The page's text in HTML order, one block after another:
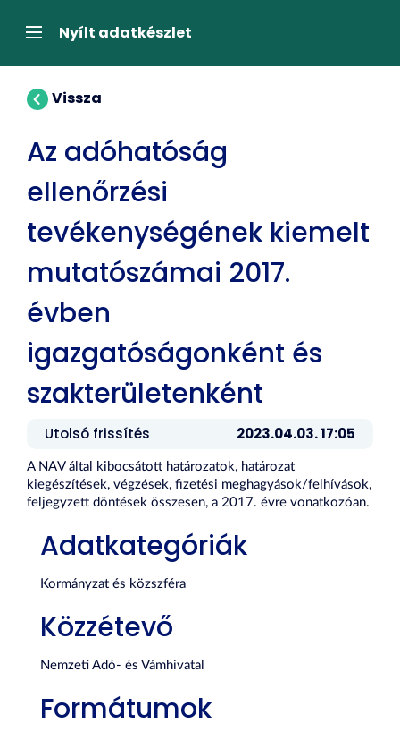
átugrásaNavigációNyílt adatkészlet
Vissza
Az adóhatóság
ellenőrzési
tevékenységének kiemelt
mutatószámai 2017.
évben
igazgatóságonként és
szakterületenként
Utolsó frissítés 2023.04.03. 17:05
A NAV által kibocsátott határozatok, határozat
kiegészítések, végzések, fizetési meghagyások/felhívások,
feljegyzett döntések összesen, a 2017. évre vonatkozóan.
Adatkategóriák
Kormányzat és közszféra
Közzétevő
Nemzeti Adó- és Vámhivatal
Formátumok